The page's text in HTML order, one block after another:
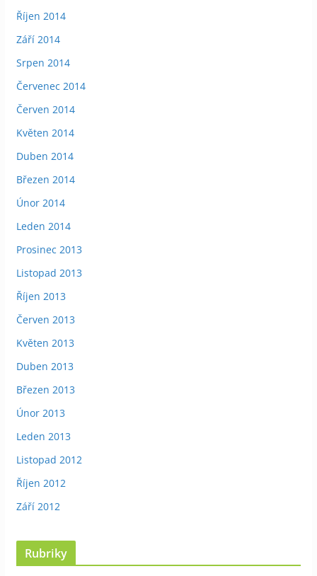
Říjen 2014
Září 2014
Srpen 2014
Červenec 2014
Červen 2014
Květen 2014
Duben 2014
Březen 2014
Únor 2014
Leden 2014
Prosinec 2013
Listopad 2013
Říjen 2013
Červen 2013
Květen 2013
Duben 2013
Březen 2013
Únor 2013
Leden 2013
Listopad 2012
Říjen 2012
Září 2012
Rubriky